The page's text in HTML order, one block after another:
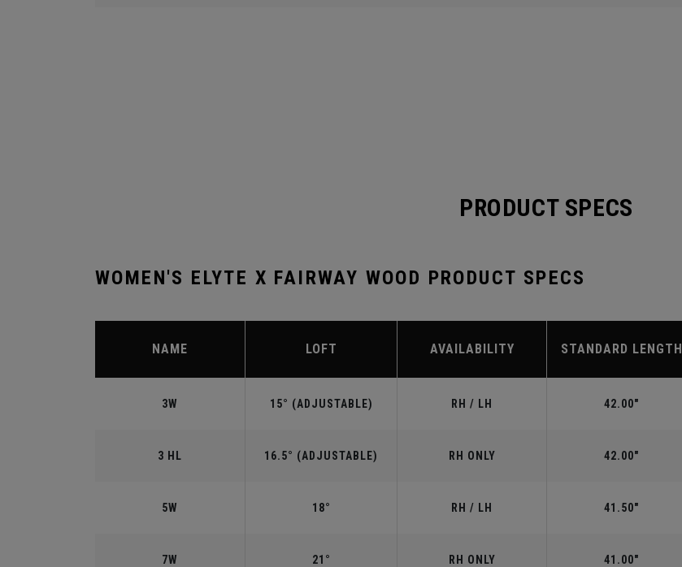
PRODUCT SPECS
WOMEN'S ELYTE X FAIRWAY WOOD PRODUCT SPECS
NAME LOFT AVAILABILITY STANDARD LENGTH
3W 15° (ADJUSTABLE) RH / LH 42.00"
3 HL 16.5° (ADJUSTABLE) RH ONLY 42.00"
5W 18° RH / LH 41.50"
7W 21° RH ONLY 41.00"